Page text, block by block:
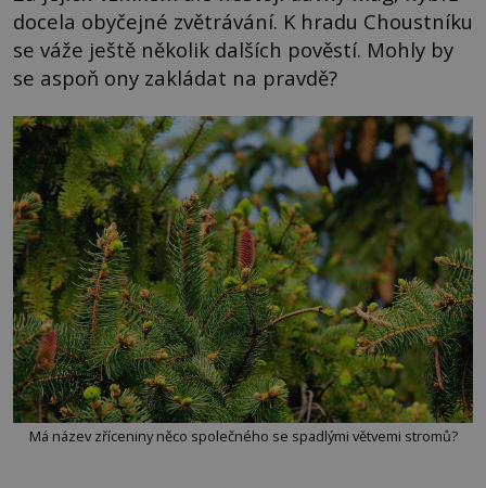
docela obyčejné zvětrávání. K hradu Choustníku
se váže ještě několik dalších pověstí. Mohly by
se aspoň ony zakládat na pravdě?
Má název zříceniny něco společného se spadlými větvemi stromů?